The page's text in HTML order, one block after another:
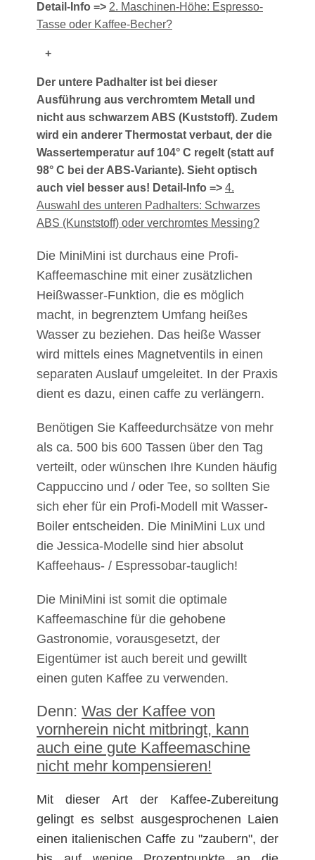
Detail-Info => 2. Maschinen-Höhe: Espresso-
Tasse oder Kaffee-Becher?
+
Der untere Padhalter ist bei dieser
Ausführung aus verchromtem Metall und
nicht aus schwarzem ABS (Kuststoff). Zudem
wird ein anderer Thermostat verbaut, der die
Wassertemperatur auf 104° C regelt (statt auf
98° C bei der ABS-Variante). Sieht optisch
auch viel besser aus! Detail-Info => 4.
Auswahl des unteren Padhalters: Schwarzes
ABS (Kunststoff) oder verchromtes Messing?
Die MiniMini ist durchaus eine Profi-
Kaffeemaschine mit einer zusätzlichen
Heißwasser-Funktion, die es möglich
macht, in begrenztem Umfang heißes
Wasser zu beziehen. Das heiße Wasser
wird mittels eines Magnetventils in einen
separaten Auslauf umgeleitet. In der Praxis
dient es dazu, einen caffe zu verlängern.
Benötigen Sie Kaffeedurchsätze von mehr
als ca. 500 bis 600 Tassen über den Tag
verteilt, oder wünschen Ihre Kunden häufig
Cappuccino und / oder Tee, so sollten Sie
sich eher für ein Profi-Modell mit Wasser-
Boiler entscheiden. Die MiniMini Lux und
die Jessica-Modelle sind hier absolut
Kaffeehaus- / Espressobar-tauglich!
Die MiniMini ist somit die optimale
Kaffeemaschine für die gehobene
Gastronomie, vorausgesetzt, der
Eigentümer ist auch bereit und gewillt
einen guten Kaffee zu verwenden.
Denn: Was der Kaffee von
vornherein nicht mitbringt, kann
auch eine gute Kaffeemaschine
nicht mehr kompensieren!
Mit dieser Art der Kaffee-Zubereitung
gelingt es selbst ausgesprochenen Laien
einen italienischen Caffe zu "zaubern", der